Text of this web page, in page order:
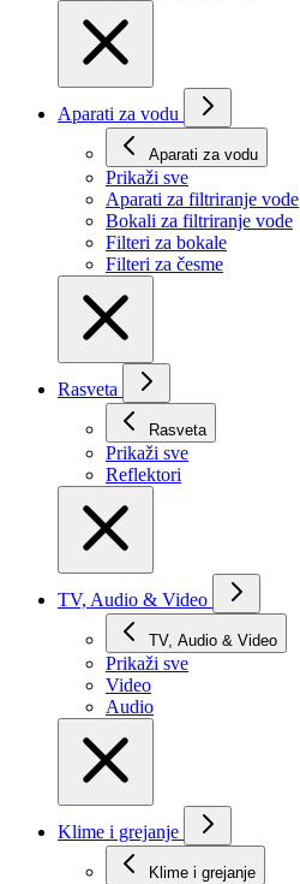
Aparati za vodu
Aparati za vodu
Prikaži svе
Aparati za filtriranje vode
Bokali za filtriranje vode
Filteri za bokale
Filteri za česme
Rasveta
Rasveta
Prikaži svе
Reflektori
TV, Audio & Video
TV, Audio & Video
Prikaži svе
Video
Audio
Klime i grejanje
Klime i grejanje